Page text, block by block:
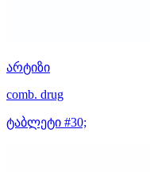
არტიზი
comb. drug
ტაბლეტი #30;